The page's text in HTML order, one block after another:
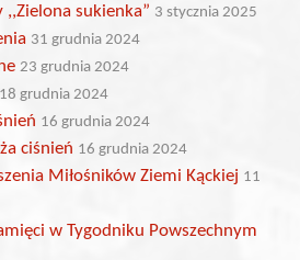
sukienka” 3 stycznia 2025
31 grudnia 2024
23 grudnia 2024
18 grudnia 2024
16 grudnia 2024
ciśnień 16 grudnia 2024
Miłośników Ziemi Kąckiej 11
w Tygodniku Powszechnym